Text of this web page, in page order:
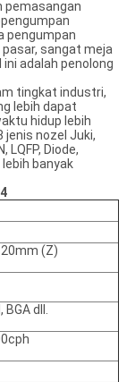
pemasangan
pengumpan
pengumpan
sangat meja
adalah penolong
tingkat industri,
lebih dapat
hidup lebih
jenis nozel Juki,
LQFP, Diode,
banyak
(Z)
BGA dll.